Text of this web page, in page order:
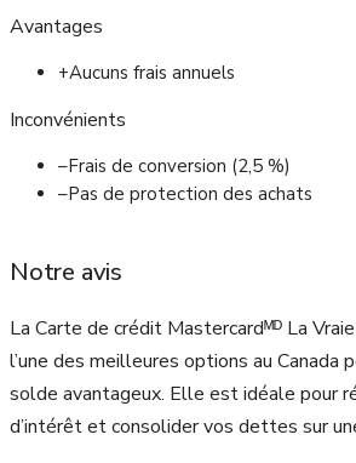
Avantages
+Aucuns frais annuels
Inconvénients
–Frais de conversion (2,5 %)
–Pas de protection des achats
Notre avis
La Carte de crédit Mastercardᴹᴰ La
l’une des meilleures options au Canada
solde avantageux. Elle est idéale pour
d’intérêt et consolider vos dettes sur